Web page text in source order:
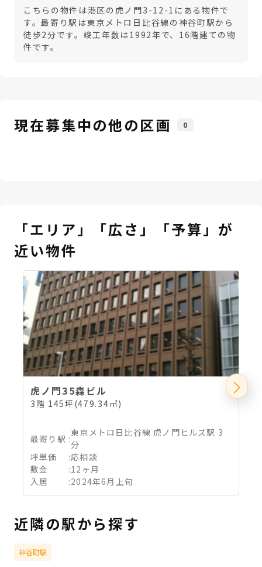
こちらの物件は港区の虎ノ門3-12-1にある物件で
す。最寄り駅は東京メトロ日比谷線の神谷町駅から
徒歩2分です。竣工年数は1992年で、16階建ての物
件です。
現在募集中の他の区画 0
「エリア」「広さ」「予算」が
近い物件
虎ノ門35森ビル
3階 145坪(479.34㎡)
最寄り駅 :
東京メトロ日比谷線 虎ノ門ヒルズ駅 3
分
坪単価
:応相談
敷金
:12ヶ月
入居
:2024年6月上旬
近隣の駅から探す
神谷町駅